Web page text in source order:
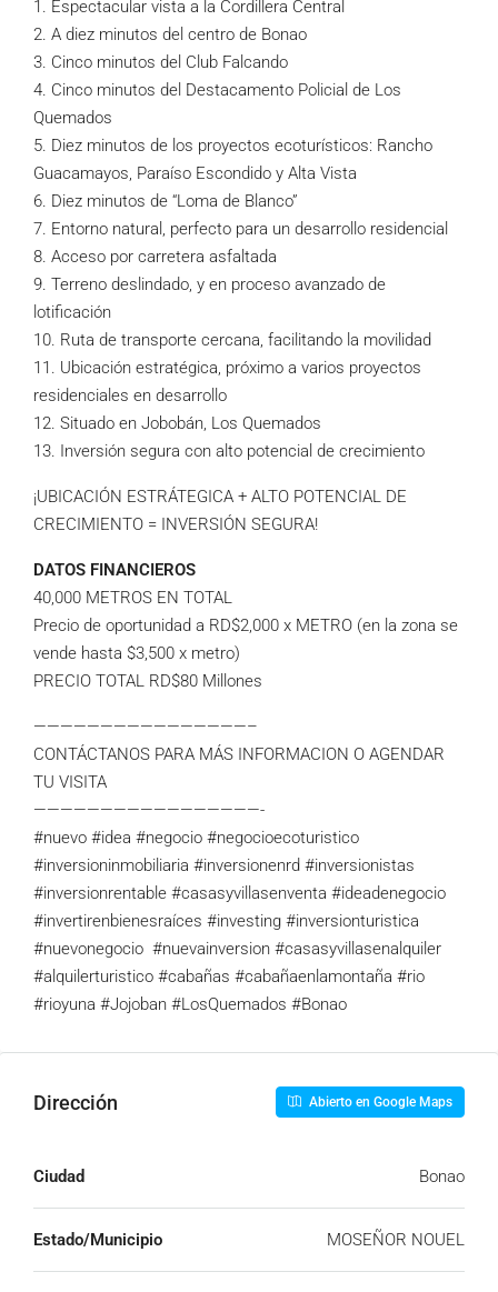
1. Espectacular vista a la Cordillera Central
2. A diez minutos del centro de Bonao
3. Cinco minutos del Club Falcando
4. Cinco minutos del Destacamento Policial de Los
Quemados
5. Diez minutos de los proyectos ecoturísticos: Rancho
Guacamayos, Paraíso Escondido y Alta Vista
6. Diez minutos de “Loma de Blanco”
7. Entorno natural, perfecto para un desarrollo residencial
8. Acceso por carretera asfaltada
9. Terreno deslindado, y en proceso avanzado de
lotificación
10. Ruta de transporte cercana, facilitando la movilidad
11. Ubicación estratégica, próximo a varios proyectos
residenciales en desarrollo
12. Situado en Jobobán, Los Quemados
13. Inversión segura con alto potencial de crecimiento
¡UBICACIÓN ESTRÁTEGICA + ALTO POTENCIAL DE
CRECIMIENTO = INVERSIÓN SEGURA!
DATOS FINANCIEROS
40,000 METROS EN TOTAL
Precio de oportunidad a RD$2,000 x METRO (en la zona se
vende hasta $3,500 x metro)
PRECIO TOTAL RD$80 Millones
————————————————–
CONTÁCTANOS PARA MÁS INFORMACION O AGENDAR
TU VISITA
—————————————————-
#nuevo #idea #negocio #negocioecoturistico
#inversioninmobiliaria #inversionenrd #inversionistas
#inversionrentable #casasyvillasenventa #ideadenegocio
#invertirenbienesraíces #investing #inversionturistica
#nuevonegocio #nuevainversion #casasyvillasenalquiler
#alquilerturistico #cabañas #cabañaenlamontaña #rio
#rioyuna #Jojoban #LosQuemados #Bonao
Dirección Abierto en Google Maps
Ciudad Bonao
Estado/Municipio MOSEÑOR NOUEL